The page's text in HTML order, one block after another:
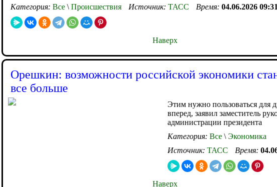
Категория: Все \ Происшествия Источник: ТАСС Время: 04.06.2026
Наверх
Орешкин: возможности российской экономики
все больше
Этим нужно пользоваться для
вперед, заявил заместитель
администрации президента
Категория: Все \ Экономика
Источник: ТАСС Время:
Наверх